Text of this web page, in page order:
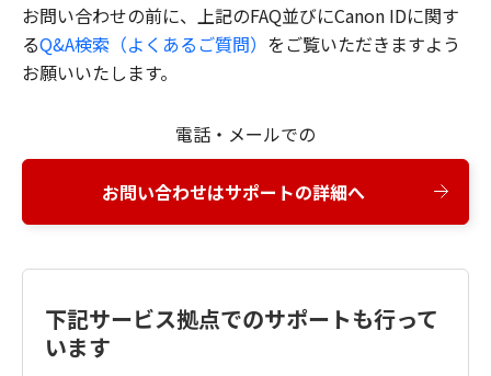
お問い合わせの前に、上記のFAQ並びにCanon IDに関す
るQ&A検索（よくあるご質問） をご覧いただきますよう
お願いいたします。
電話・メールでの
お問い合わせはサポートの詳細へ
下記サービス拠点でのサポートも行って
います